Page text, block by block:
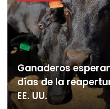
Ganaderos
días de la
EE. UU.